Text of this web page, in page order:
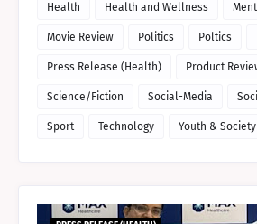
Health Health and Wellness
Movie Review Politics Poltics
Press Release (Health) Product
Science/Fiction Social-Media
Sport Technology Youth & Society